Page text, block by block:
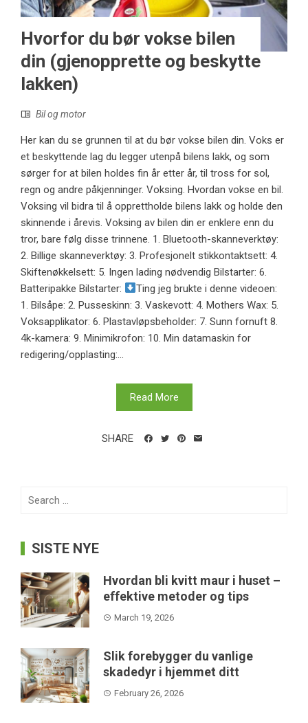
Hvorfor du bør vokse bilen
din (gjenopprette og beskytte
lakken)
Bil og motor
Her kan du se grunnen til at du bør vokse bilen din. Voks er
et beskyttende lag du legger utenpå bilens lakk, og som
sørger for at bilen holdes fin år etter år, til tross for sol,
regn og andre påkjenninger. Voksing. Hvordan vokse en bil.
Voksing vil bidra til å opprettholde bilens lakk og holde den
skinnende i årevis. Voksing av bilen din er enklere enn du
tror, ​​bare følg disse trinnene. 1. Bluetooth-skanneverktøy:
2. Billige skanneverktøy: 3. Profesjonelt stikkontaktsett: 4.
Skiftenøkkelsett: 5. Ingen lading nødvendig Bilstarter: 6.
Batteripakke Bilstarter:
Ting jeg brukte i denne videoen:
1. Bilsåpe: 2. Pusseskinn: 3. Vaskevott: 4. Mothers Wax: 5.
Voksapplikator: 6. Plastavløpsbeholder: 7. Sunn fornuft 8.
4k-kamera: 9. Minimikrofon: 10. Min datamaskin for
redigering/opplasting:...
Read More
SHARE
Search
SISTE NYE
Hvordan bli kvitt maur i huset –
effektive metoder og tips
March 19, 2026
Slik forebygger du vanlige
skadedyr i hjemmet ditt
February 26, 2026